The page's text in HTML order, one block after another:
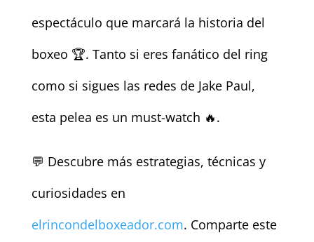
espectáculo que marcará la historia del
boxeo 🏆. Tanto si eres fanático del ring
como si sigues las redes de Jake Paul,
esta pelea es un must-watch 🔥.
💬 Descubre más estrategias, técnicas y
curiosidades en
elrincondelboxeador.com. Comparte este